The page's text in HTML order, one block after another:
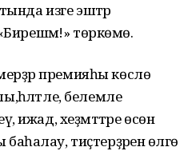
изге эштәр
төркөмө.
премияһы көслө
белемле
ижад, хеҙмәттәре өсөн
тиҫтерҙәренә өлгө